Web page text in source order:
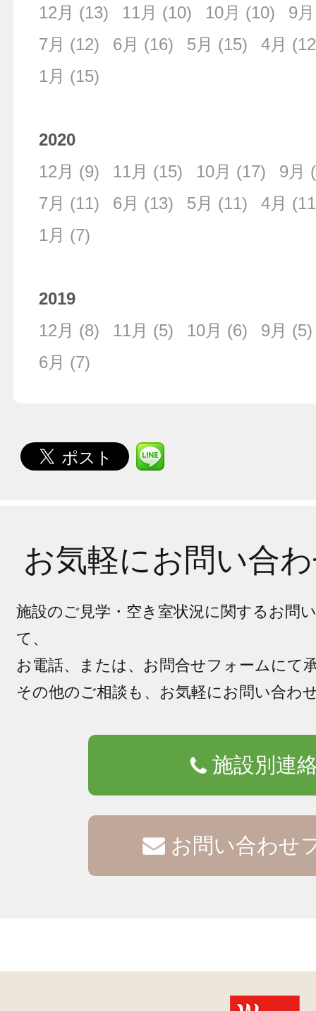
12月 (13) 11月 (10) 10月 (10) 9月
7月 (12) 6月 (16) 5月 (15) 4月
1月 (15)
2020
12月 (9) 11月 (15) 10月 (17) 9月
7月 (11) 6月 (13) 5月 (11) 4月
1月 (7)
2019
12月 (8) 11月 (5) 10月 (6) 9月 (5)
6月 (7)
お気軽にお問い合
施設のご見学・空き室状況に関するお問
て、
お電話、または、お問合せフォームにて
その他のご相談も、お気軽にお問い合わ
施設別連
お問い合わせ